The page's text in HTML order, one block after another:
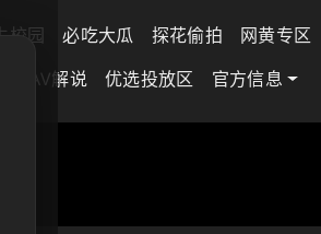
校园 必吃大瓜 探花偷拍 网黄专区
AV解说 优选投放区 官方信息